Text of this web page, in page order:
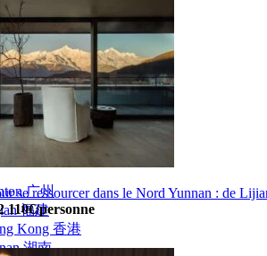
甘肃
Dunhuang – 敦煌
Jiayuguan – 嘉峪关
青海
西安市
新疆
Kashgar
广州
福建
Kong 香港
湖南
se ressourcer dans le Nord Yunnan : de
110€/personne